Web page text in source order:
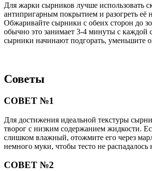
Для жарки сырников лучше использовать
антипригарным покрытием и разогреть её
Обжаривайте сырники с обеих сторон до
обычно это занимает 3-4 минуты с каждой
сырники начинают подгорать, уменьшите
Советы
СОВЕТ №1
Для достижения идеальной текстуры
творог с низким содержанием жидкости.
слишком влажный, отожмите его через
немного муки, чтобы тесто не распадалось
СОВЕТ №2